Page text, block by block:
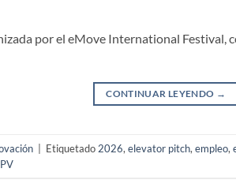
por el eMove International Festival,
CONTINUAR LEYENDO →
Etiquetado 2026, elevator pitch, empleo,